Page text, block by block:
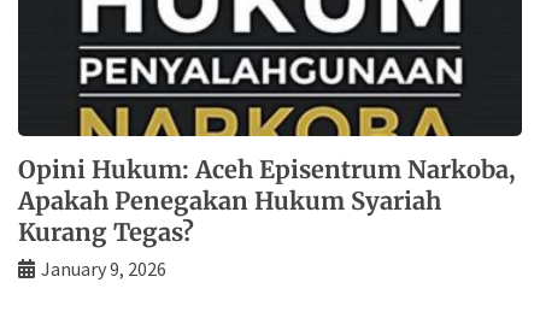
Opini Hukum: Aceh Episentrum Narkoba,
Apakah Penegakan Hukum Syariah
Kurang Tegas?
January 9, 2026